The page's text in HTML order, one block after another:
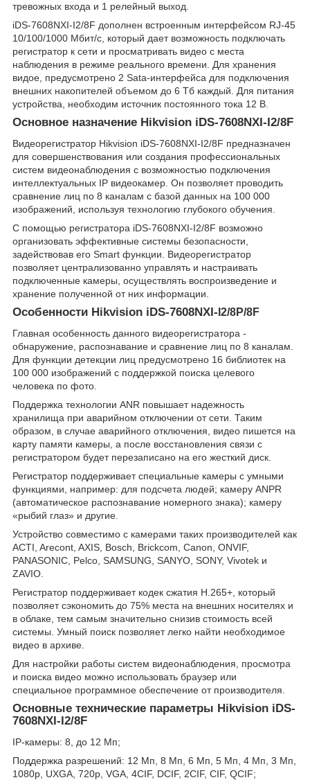
тревожных входа и 1 релейный выход.
iDS-7608NXI-I2/8F дополнен встроенным интерфейсом RJ-45
10/100/1000 Мбит/с, который дает возможность подключать
регистратор к сети и просматривать видео с места
наблюдения в режиме реального времени. Для хранения
видое, предусмотрено 2 Sata-интерфейса для подключения
внешних накопителей объемом до 6 Тб каждый. Для питания
устройства, необходим источник постоянного тока 12 В.
Основное назначение Hikvision iDS-7608NXI-I2/8F
Видеорегистратор Hikvision iDS-7608NXI-I2/8F предназначен
для совершенствования или создания профессиональных
систем видеонаблюдения с возможностью подключения
интеллектуальных IP видеокамер. Он позволяет проводить
сравнение лиц по 8 каналам с базой данных на 100 000
изображений, используя технологию глубокого обучения.
С помощью регистратора iDS-7608NXI-I2/8F возможно
организовать эффективные системы безопасности,
задействовав его Smart функции. Видеорегистратор
позволяет централизованно управлять и настраивать
подключенные камеры, осуществлять воспроизведение и
хранение полученной от них информации.
Особенности Hikvision iDS-7608NXI- I2/8P/8F
Главная особенность данного видеорегистратора -
обнаружение, распознавание и сравнение лиц по 8 каналам.
Для функции детекции лиц предусмотрено 16 библиотек на
100 000 изображений с поддержкой поиска целевого
человека по фото.
Поддержка технологии ANR повышает надежность
хранилища при аварийном отключении от сети. Таким
образом, в случае аварийного отключения, видео пишется на
карту памяти камеры, а после восстановления связи с
регистратором будет перезаписано на его жесткий диск.
Регистратор поддерживает специальные камеры с умными
функциями, например: для подсчета людей; камеру ANPR
(автоматическое распознавание номерного знака); камеру
«рыбий глаз» и другие.
Устройство совместимо с камерами таких производителей как
ACTI, Arecont, AXIS, Bosch, Brickcom, Canon, ONVIF,
PANASONIC, Pelco, SAMSUNG, SANYO, SONY, Vivotek и
ZAVIO.
Регистратор поддерживает кодек сжатия H.265+, который
позволяет сэкономить до 75% места на внешних носителях и
в облаке, тем самым значительно снизив стоимость всей
системы. Умный поиск позволяет легко найти необходимое
видео в архиве.
Для настройки работы систем видеонаблюдения, просмотра
и поиска видео можно использовать браузер или
специальное программное обеспечение от производителя.
Основные технические параметры Hikvision iDS-
7608NXI-I2/8F
IP-камеры: 8, до 12 Мп;
Поддержка разрешений: 12 Mп, 8 Mп, 6 Mп, 5 Mп, 4 Mп, 3 Mп,
1080p, UXGA, 720p, VGA, 4CIF, DCIF, 2CIF, CIF, QCIF;